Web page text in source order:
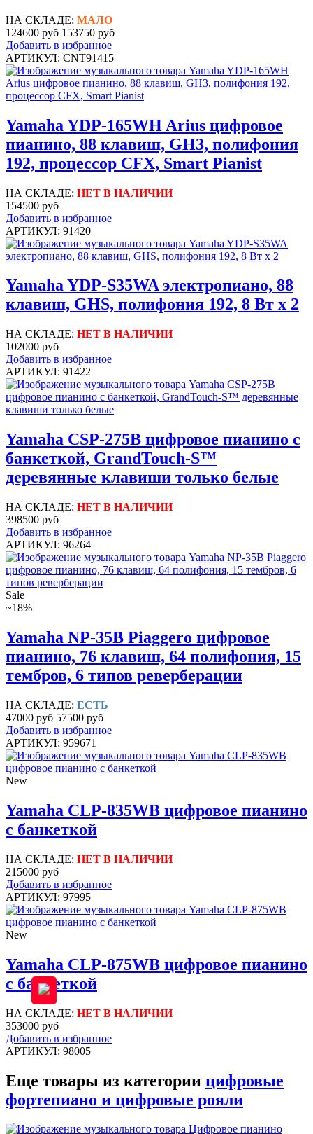
НА СКЛАДЕ: МАЛО
124600 руб 153750 руб
Добавить в избранное
АРТИКУЛ: CNT91415
Yamaha YDP-165WH Arius цифровое
пианино, 88 клавиш, GH3, полифония
192, процессор CFX, Smart Pianist
НА СКЛАДЕ: НЕТ В НАЛИЧИИ
154500 руб
Добавить в избранное
АРТИКУЛ: 91420
Yamaha YDP-S35WA электропиано, 88
клавиш, GHS, полифония 192, 8 Вт x 2
НА СКЛАДЕ: НЕТ В НАЛИЧИИ
102000 руб
Добавить в избранное
АРТИКУЛ: 91422
Yamaha CSP-275B цифровое пианино с
банкеткой, GrandTouch-S™
деревянные клавиши только белые
НА СКЛАДЕ: НЕТ В НАЛИЧИИ
398500 руб
Добавить в избранное
АРТИКУЛ: 96264
Sale
~18%
Yamaha NP-35B Piaggero цифровое
пианино, 76 клавиш, 64 полифония, 15
тембров, 6 типов реверберации
НА СКЛАДЕ: ЕСТЬ
47000 руб 57500 руб
Добавить в избранное
АРТИКУЛ: 959671
New
Yamaha CLP-835WB цифровое пианино
с банкеткой
НА СКЛАДЕ: НЕТ В НАЛИЧИИ
215000 руб
Добавить в избранное
АРТИКУЛ: 97995
New
Yamaha CLP-875WB цифровое пианино
с банкеткой
НА СКЛАДЕ: НЕТ В НАЛИЧИИ
353000 руб
Добавить в избранное
АРТИКУЛ: 98005
Еще товары из категории цифровые
фортепиано и цифровые рояли